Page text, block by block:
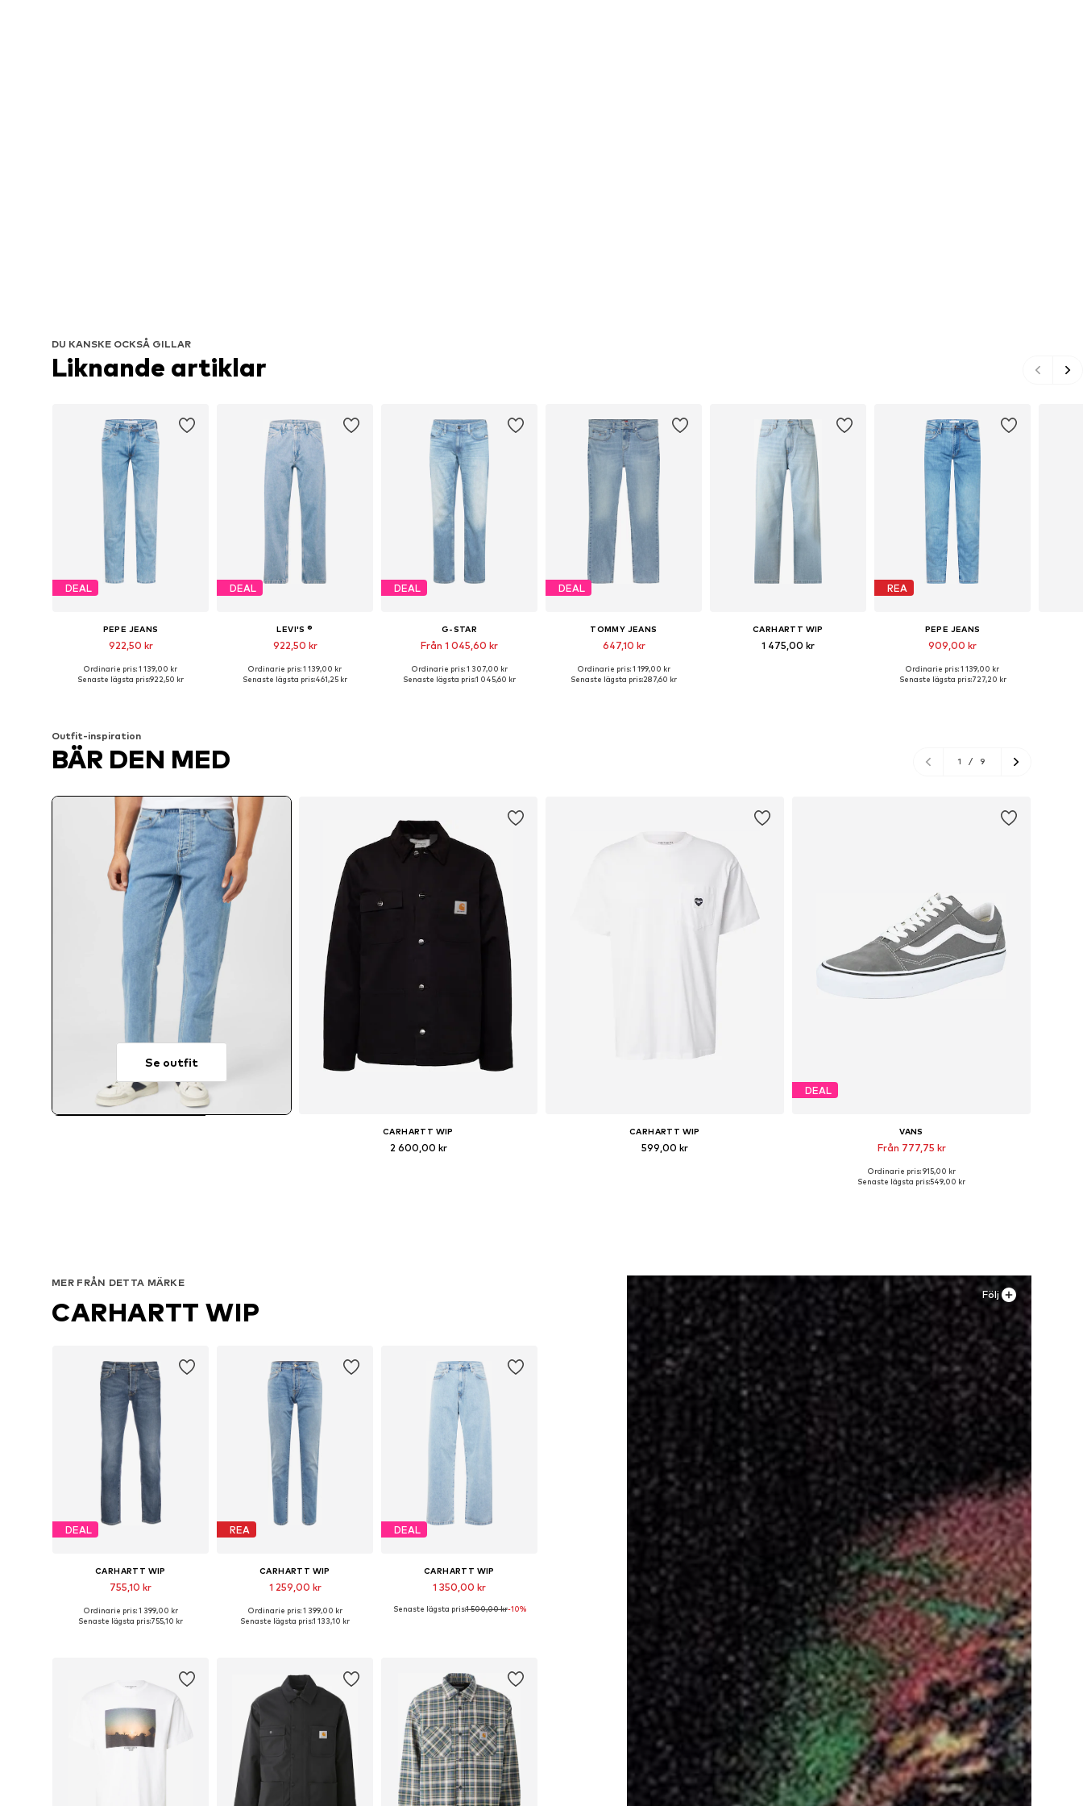
DU KANSKE OCKSÅ GILLAR
Liknande artiklar
DEAL
PEPE JEANS
922,50 kr
Tillgänglig i många storlekar
Ordinarie pris: 1 139,00 kr
Senaste lägsta pris:922,50 kr
DEAL
LEVI'S ®
922,50 kr
Tillgänglig i många storlekar
Ordinarie pris: 1 139,00 kr
Senaste lägsta pris:461,25 kr
DEAL
G-STAR
Från 1 045,60 kr
Tillgänglig i många storlekar
Ordinarie pris: 1 307,00 kr
Senaste lägsta pris:1 045,60 kr
DEAL
TOMMY JEANS
647,10 kr
Tillgänglig i många storlekar
Ordinarie pris: 1 199,00 kr
Senaste lägsta pris:287,60 kr
CARHARTT WIP
1 475,00 kr
REA
PEPE JEANS
909,00 kr
Tillgänglig i många storlekar
Ordinarie pris: 1 139,00 kr
Senaste lägsta pris:727,20 kr
Outfit-inspiration
BÄR DEN MED 1 / 9
Se outfit
CARHARTT WIP
2 600,00 kr
CARHARTT WIP
599,00 kr
DEAL
VANS
Från 777,75 kr
Tillgänglig i många storlekar
Ordinarie pris: 915,00 kr
Senaste lägsta pris:549,00 kr
Följ
MER FRÅN DETTA MÄRKE
CARHARTT WIP
DEAL
CARHARTT WIP
755,10 kr
Tillgänglig i många storlekar
Ordinarie pris: 1 399,00 kr
Senaste lägsta pris:755,10 kr
REA
CARHARTT WIP
1 259,00 kr
Tillgänglig i många storlekar
Ordinarie pris: 1 399,00 kr
Senaste lägsta pris:1 133,10 kr
DEAL
CARHARTT WIP
1 350,00 kr
Tillgängliga storlekar: 36
Senaste lägsta pris:1 500,00 kr-10%